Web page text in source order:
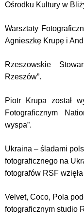
Ośrodku Kultury w
Warsztaty
Agnieszkę Krupę i
Rzeszowskie
Rzeszów”.
Piotr Krupa został
Fotograficznym
wyspa”.
Ukraina – śladami
fotograficznego na
fotografów RSF
Velvet, Coco, Pola
fotograficznym studio